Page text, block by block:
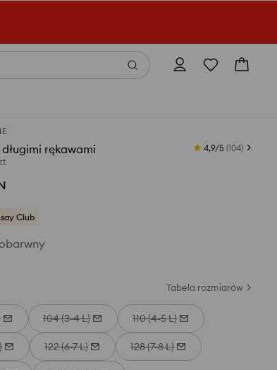
rękawami 4,9/5 (104)
Club
Tabela rozmiarów
104 (3-4 L) 110 (4-5 L)
122 (6-7 L) 128 (7-8 L)